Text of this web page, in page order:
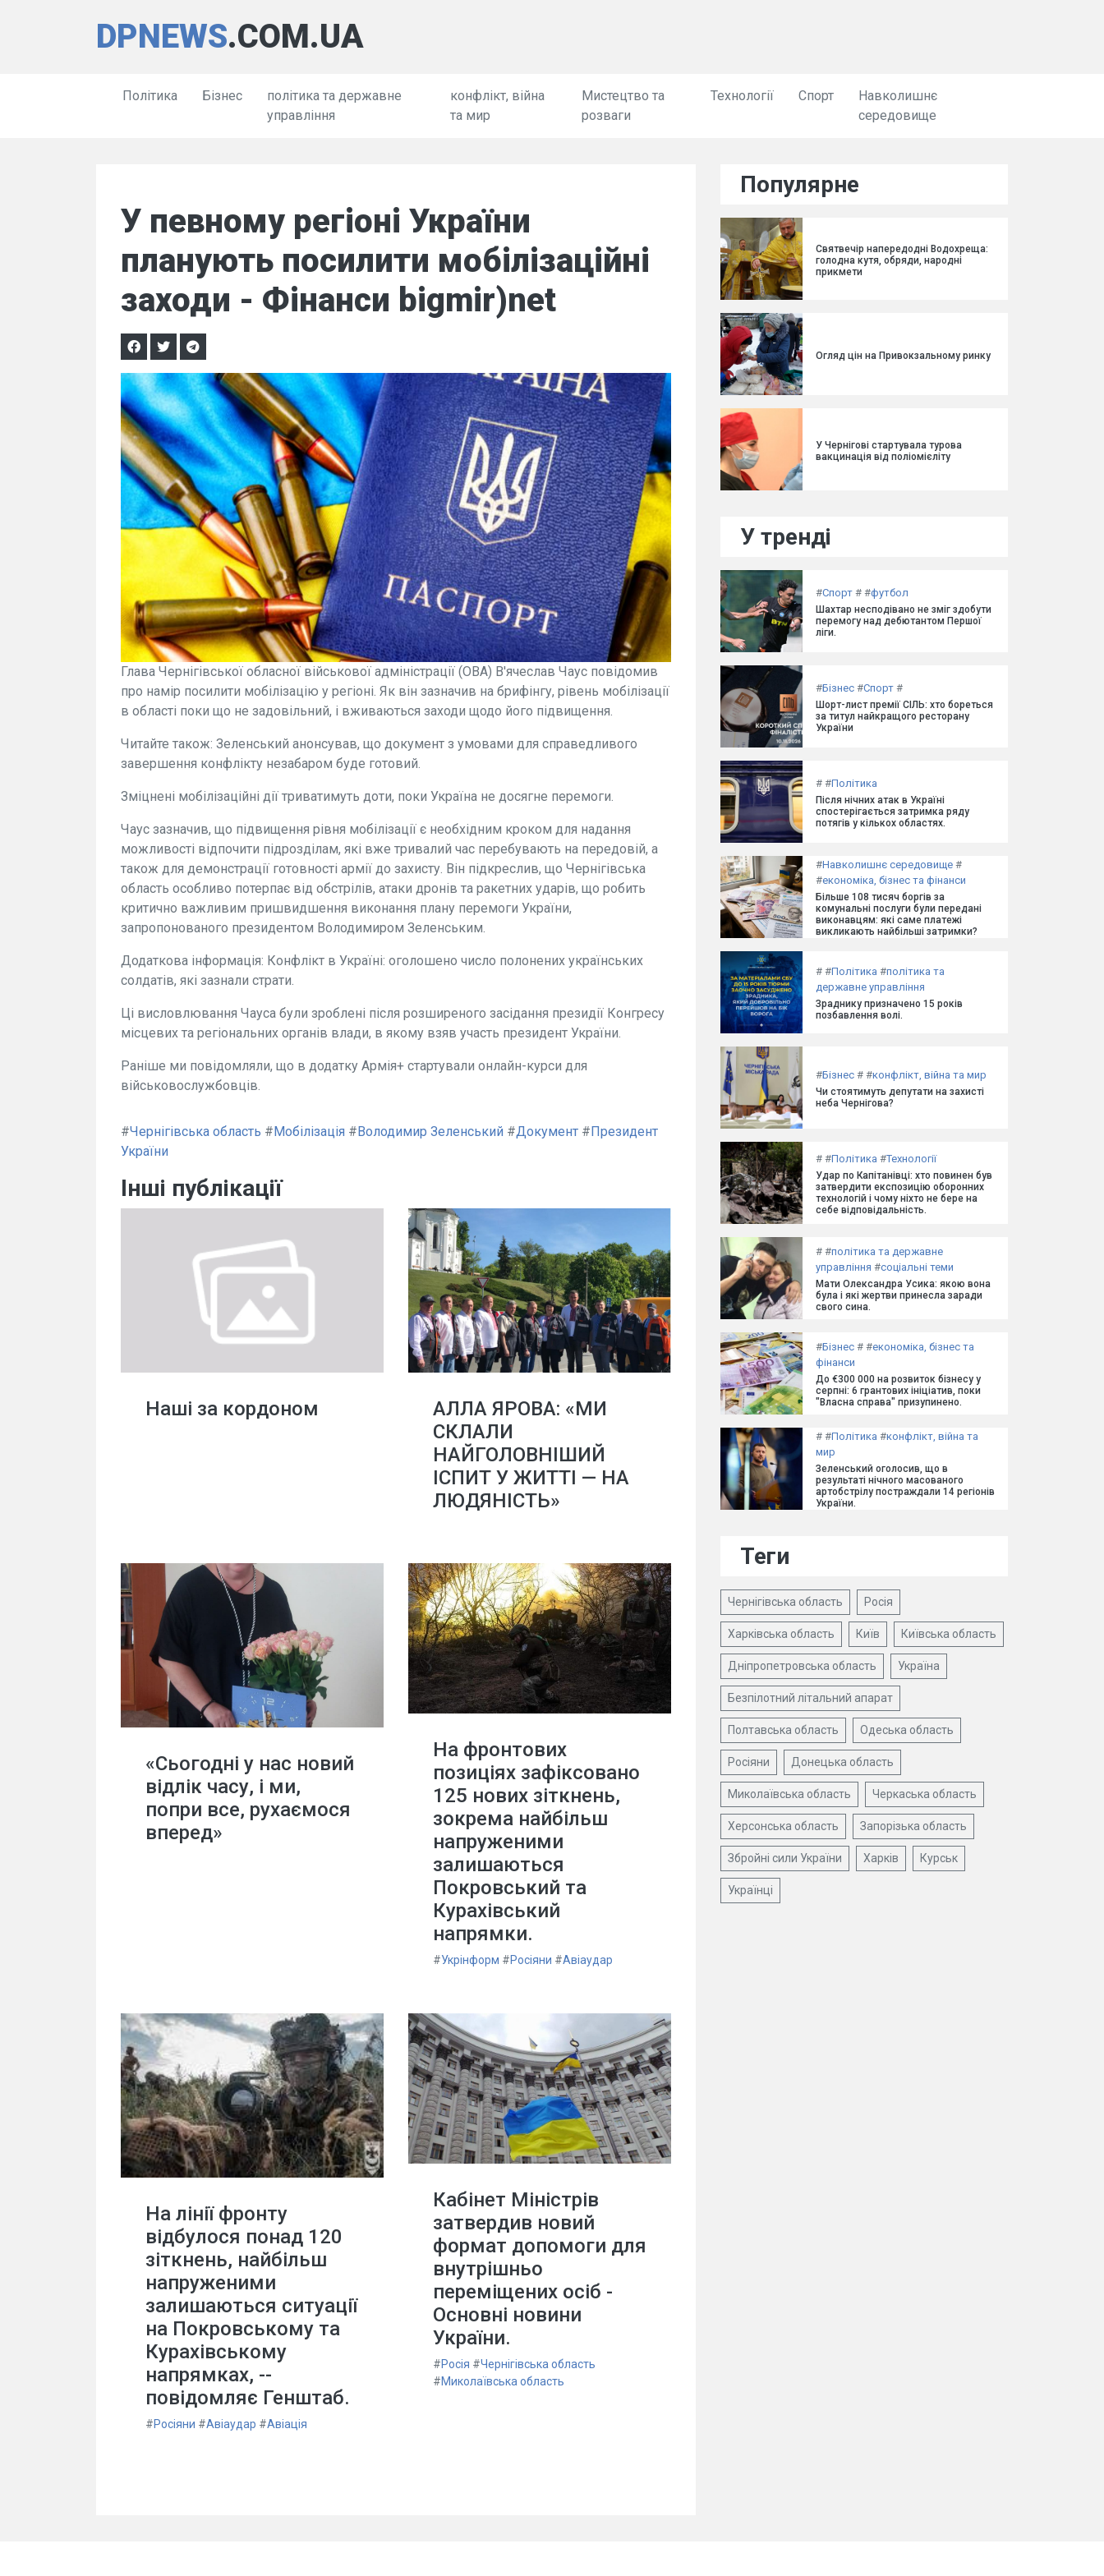
DPNEWS.COM.UA
Політика Бізнес
політика та державне
управління
конфлікт, війна
та мир
Мистецтво та
розваги
Технології Спорт
Навколишнє
середовище
У певному регіоні України
планують посилити мобілізаційні
заходи - Фінанси bigmir)net
Глава Чернігівської обласної військової адміністрації (ОВА) В'ячеслав Чаус повідомив
про намір посилити мобілізацію у регіоні. Як він зазначив на брифінгу, рівень мобілізації
в області поки що не задовільний, і вживаються заходи щодо його підвищення.
Читайте також: Зеленський анонсував, що документ з умовами для справедливого
завершення конфлікту незабаром буде готовий.
Зміцнені мобілізаційні дії триватимуть доти, поки Україна не досягне перемоги.
Чаус зазначив, що підвищення рівня мобілізації є необхідним кроком для надання
можливості відпочити підрозділам, які вже тривалий час перебувають на передовій, а
також для демонстрації готовності армії до захисту. Він підкреслив, що Чернігівська
область особливо потерпає від обстрілів, атаки дронів та ракетних ударів, що робить
критично важливим пришвидшення виконання плану перемоги України,
запропонованого президентом Володимиром Зеленським.
Додаткова інформація: Конфлікт в Україні: оголошено число полонених українських
солдатів, які зазнали страти.
Ці висловлювання Чауса були зроблені після розширеного засідання президії Конгресу
місцевих та регіональних органів влади, в якому взяв участь президент України.
Раніше ми повідомляли, що в додатку Армія+ стартували онлайн-курси для
військовослужбовців.
#Чернігівська область #Мобілізація #Володимир Зеленський #Документ #Президент
України
Інші публікації
Наші за кордоном
АЛЛА ЯРОВА: «МИ
СКЛАЛИ
НАЙГОЛОВНІШИЙ
ІСПИТ У ЖИТТІ — НА
ЛЮДЯНІСТЬ»
«Сьогодні у нас новий
відлік часу, і ми,
попри все, рухаємося
вперед»
На фронтових
позиціях зафіксовано
125 нових зіткнень,
зокрема найбільш
напруженими
залишаються
Покровський та
Курахівський
напрямки.
#Укрінформ #Росіяни #Авіаудар
На лінії фронту
відбулося понад 120
зіткнень, найбільш
напруженими
залишаються ситуації
на Покровському та
Курахівському
напрямках, --
повідомляє Генштаб.
#Росіяни #Авіаудар #Авіація
Кабінет Міністрів
затвердив новий
формат допомоги для
внутрішньо
переміщених осіб -
Основні новини
України.
#Росія #Чернігівська область
#Миколаївська область
Популярне
Святвечір напередодні Водохреща:
голодна кутя, обряди, народні
прикмети
Огляд цін на Привокзальному ринку
У Чернігові стартувала турова
вакцинація від поліомієліту
У тренді
#Спорт # #футбол
Шахтар несподівано не зміг здобути
перемогу над дебютантом Першої
ліги.
#Бізнес #Спорт #
Шорт-лист премії СІЛЬ: хто бореться
за титул найкращого ресторану
України
# #Політика
Після нічних атак в Україні
спостерігається затримка ряду
потягів у кількох областях.
#Навколишнє середовище #
#економіка, бізнес та фінанси
Більше 108 тисяч боргів за
комунальні послуги були передані
виконавцям: які саме платежі
викликають найбільші затримки?
# #Політика #політика та
державне управління
Зраднику призначено 15 років
позбавлення волі.
#Бізнес # #конфлікт, війна та мир
Чи стоятимуть депутати на захисті
неба Чернігова?
# #Політика #Технології
Удар по Капітанівці: хто повинен був
затвердити експозицію оборонних
технологій і чому ніхто не бере на
себе відповідальність.
# #політика та державне
управління #соціальні теми
Мати Олександра Усика: якою вона
була і які жертви принесла заради
свого сина.
#Бізнес # #економіка, бізнес та
фінанси
До €300 000 на розвиток бізнесу у
серпні: 6 грантових ініціатив, поки
"Власна справа" призупинено.
# #Політика #конфлікт, війна та
мир
Зеленський оголосив, що в
результаті нічного масованого
артобстрілу постраждали 14 регіонів
України.
Теги
Чернігівська область Росія
Харківська область Київ Київська область
Дніпропетровська область Україна
Безпілотний літальний апарат
Полтавська область Одеська область
Росіяни Донецька область
Миколаївська область Черкаська область
Херсонська область Запорізька область
Збройні сили України Харків Курськ
Українці